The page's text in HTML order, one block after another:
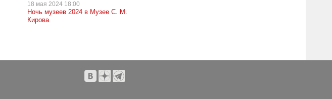
18 мая 2024 18:00
Ночь музеев 2024 в Музее С. М.
Кирова